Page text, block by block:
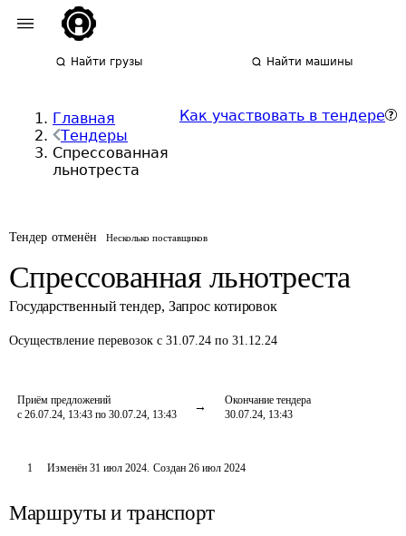
Найти грузы Найти машины
Главная
Тендеры
Спрессованная
льнотреста
Как участвовать в тендере
Тендер отменён Несколько поставщиков
Спрессованная льнотреста
Государственный тендер, Запрос котировок
Осуществление перевозок с 31.07.24 по 31.12.24
Приём предложений
с 26.07.24, 13:43 по 30.07.24, 13:43
Окончание тендера
30.07.24, 13:43
1 Изменён 31 июл 2024. Создан 26 июл 2024
Маршруты и транспорт